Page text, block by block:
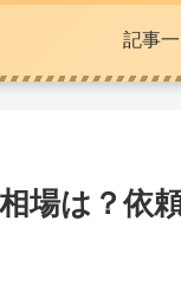
記事
場は？依